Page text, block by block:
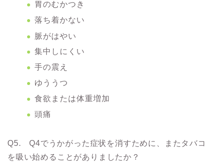
胃のむかつき
落ち着かない
脈がはやい
集中しにくい
手の震え
ゆううつ
食欲または体重増加
頭痛
Q5. Q4でうかがった症状を消すために、またタバコ
を吸い始めることがありましたか？